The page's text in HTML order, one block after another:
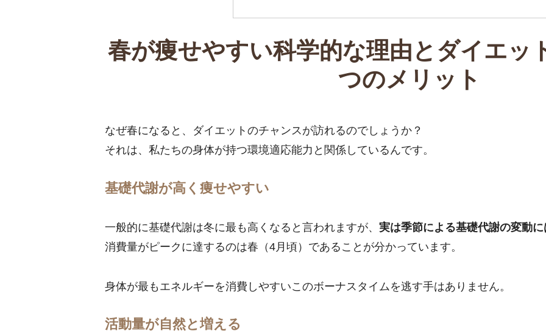
春が痩せやすい科学的な理由とダイエッ
つのメリット
なぜ春になると、ダイエットのチャンスが訪れるのでしょうか？
それは、私たちの身体が持つ環境適応能力と関係しているんです。
基礎代謝が高く痩せやすい
一般的に基礎代謝は冬に最も高くなると言われますが、 実は季節による基礎代謝の変動
消費量がピークに達するのは春（4月頃）であることが分かっています。
身体が最もエネルギーを消費しやすいこのボーナスタイムを逃す手はありません。
活動量が自然と増える